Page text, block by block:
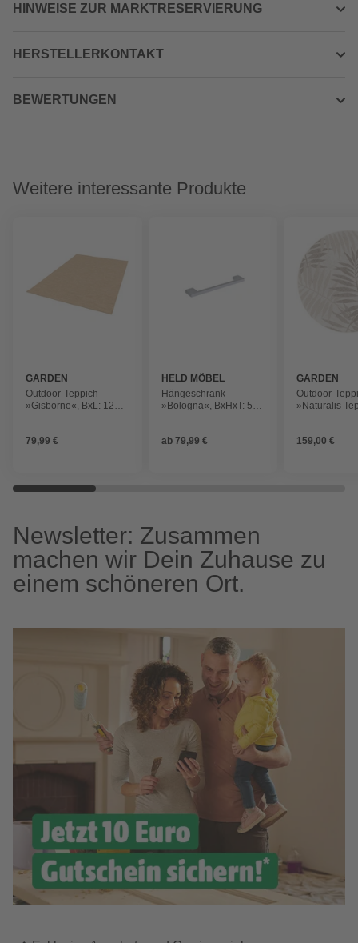
HINWEISE ZUR MARKTRESERVIERUNG
HERSTELLERKONTAKT
BEWERTUNGEN
Weitere interessante Produkte
GARDEN
IMPRESSIONS
Outdoor-Teppich
»Gisborne«, BxL: 120 x
79,99 €
HELD MÖBEL
Hängeschrank
»Bologna«, BxHxT: 50
ab 79,99 €
GARDEN
Outdoor-
»Naturalis
159,00 €
Newsletter: Zusammen
machen wir Dein Zuhause zu
einem schöneren Ort.